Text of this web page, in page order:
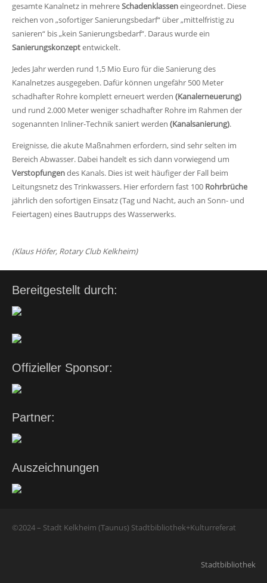
gesamte Kanalnetz in mehrereSchadenklasseneingeordnet. Diese
reichen von „sofortiger Sanierungsbedarf“ über „mittelfristig zu
sanieren“ bis „kein Sanierungsbedarf“. Daraus wurde ein
Sanierungskonzeptentwickelt.
Jedes Jahr werden rund 1,5 Mio Euro für die Sanierung des
Kanalnetzes ausgegeben. Dafür können ungefähr 500 Meter
schadhafter Rohre komplett erneuert werden (Kanalerneuerung)
und rund 2.000 Meter weniger schadhafter Rohre im Rahmen der
sogenannten Inliner-Technik saniert werden (Kanalsanierung).
Ereignisse, die akute Maßnahmen erfordern, sind sehr selten im
Bereich Abwasser. Dabei handelt es sich dann vorwiegend um
Verstopfungendes Kanals. Dies ist weit häufiger der Fall beim
Leitungsnetz des Trinkwassers. Hier erfordern fast 100 Rohrbrüche
jährlich den sofortigen Einsatz (Tag und Nacht, auch an Sonn- und
Feiertagen) eines Bautrupps des Wasserwerks.
(Klaus Höfer, Rotary Club Kelkheim)
Bereitgestellt durch:
Offizieller Sponsor:
Partner:
Auszeichnungen
©2024 – Stadt Kelkheim (Taunus) Stadtbibliothek+Kulturreferat
Stadtbibliothek